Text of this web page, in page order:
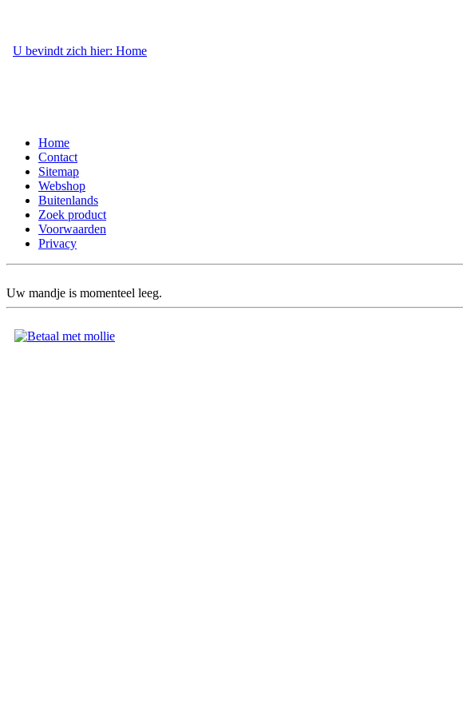
U bevindt zich hier: Home
Home
Contact
Sitemap
Webshop
Buitenlands
Zoek product
Voorwaarden
Privacy
Uw mandje is momenteel leeg.